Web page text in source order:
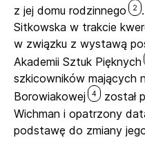
z jej domu rodzinnego
2
Sitkowska w trakcie
w związku z wystawą
Akademii Sztuk Pięknych
szkicowników mających
Borowiakowej
4
został
Wichman i opatrzony
podstawę do zmiany